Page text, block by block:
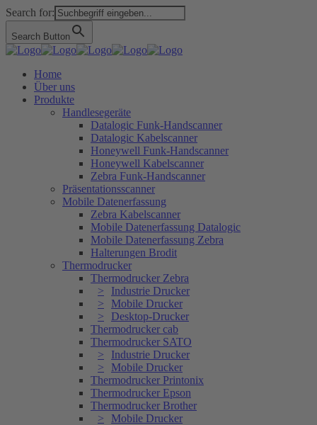
Search for:
Search Button
Home
Über uns
Produkte
Handlesegeräte
Datalogic Funk-Handscanner
Datalogic Kabelscanner
Honeywell Funk-Handscanner
Honeywell Kabelscanner
Zebra Funk-Handscanner
Präsentationsscanner
Mobile Datenerfassung
Zebra Kabelscanner
Mobile Datenerfassung Datalogic
Mobile Datenerfassung Zebra
Halterungen Brodit
Thermodrucker
Thermodrucker Zebra
Industrie Drucker
Mobile Drucker
Desktop-Drucker
Thermodrucker cab
Thermodrucker SATO
Industrie Drucker
Mobile Drucker
Thermodrucker Printonix
Thermodrucker Epson
Thermodrucker Brother
Mobile Drucker